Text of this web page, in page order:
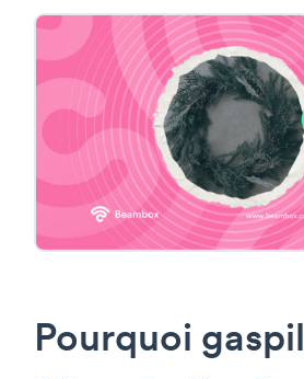
Pourquoi